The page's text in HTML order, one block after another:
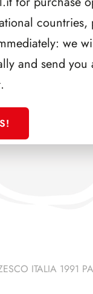
ITALIA 1991
we
and send